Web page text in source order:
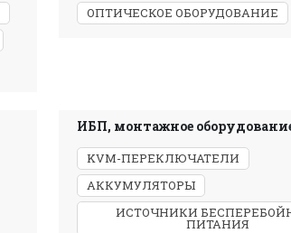
ОПТИЧЕСКОЕ ОБОРУДОВАНИЕ
ИБП, монтажное
KVM-ПЕРЕКЛЮЧАТЕЛИ
АККУМУЛЯТОРЫ
ИСТОЧНИКИ
ПИТАНИЯ